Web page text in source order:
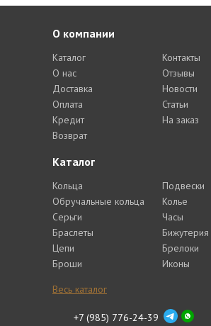
Каталог
Кольца
Обручальные кольца
Серьги
Браслеты
Цепи
Броши
Подвески
Колье
Часы
Бижутерия
Брелоки
Иконы
Весь каталог
О компании
Каталог
О нас
Доставка
Оплата
Кредит
Возврат
Контакты
Отзывы
Новости
Статьи
На заказ
+7 (985) 776-24-39